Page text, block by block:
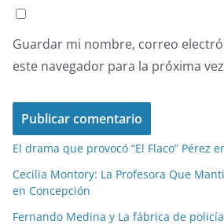
Guardar mi nombre, correo
este navegador para la próxima
El drama que provocó “El Flaco” Pérez
Cecilia Montory: La Profesora Que
en Concepción
Fernando Medina y La fábrica de